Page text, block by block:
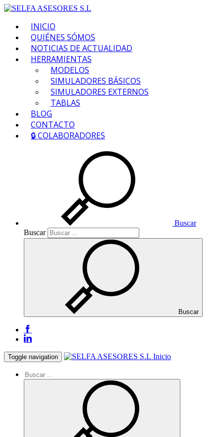
INICIO
QUIÉNES SÓMOS
NOTICIAS DE ACTUALIDAD
HERRAMIENTAS
MODELOS
SIMULADORES BÁSICOS
SIMULADORES EXTERNOS
TABLAS
BLOG
CONTACTO
🔒 COLABORADORES
Buscar
Buscar
Buscar
Toggle navigation Inicio